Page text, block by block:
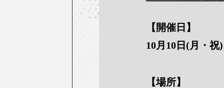
【開催日】
10月10日(月・祝)
【場所】